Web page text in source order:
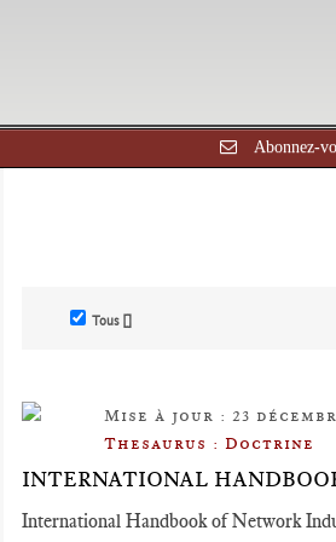
Abonnez-
Tous []
Mise à jour : 23
Thesaurus : Doctrine
INTERNATIONAL
International Handbook of Network